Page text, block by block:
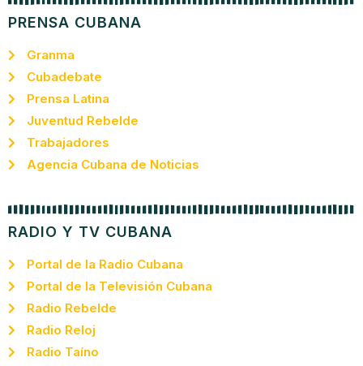
PRENSA CUBANA
Granma
Cubadebate
Prensa Latina
Juventud Rebelde
Trabajadores
Agencia Cubana de Noticias
RADIO Y TV CUBANA
Portal de la Radio Cubana
Portal de la Televisión Cubana
Radio Rebelde
Radio Reloj
Radio Taíno